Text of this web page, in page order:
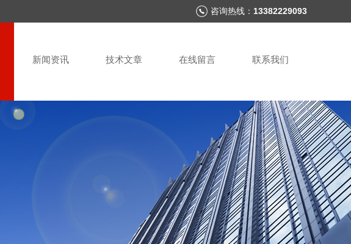
咨询热线： 13382229093
新闻资讯 技术文章 在线留言 联系我们